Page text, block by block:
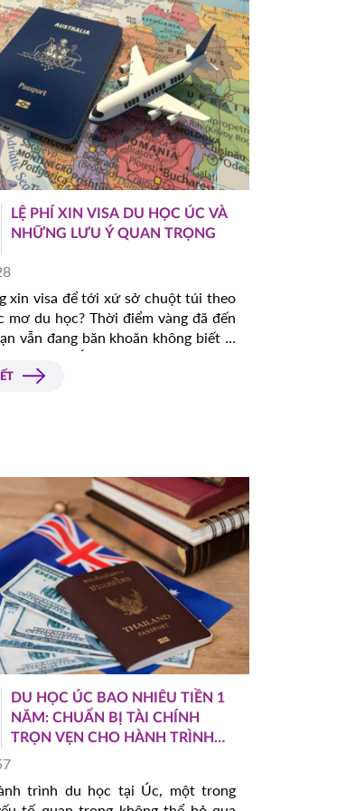
LỆ PHÍ XIN VISA DU HỌC ÚC VÀ
NHỮNG LƯU Ý QUAN TRỌNG
xin visa để tới xứ sở chuột túi theo
mơ du học? Thời điểm vàng đã đến
vẫn đang băn khoăn không biết lệ
du học Úc bao nhiêu và thủ tục
nào? Những chia sẻ hữu ích trong bài
DU HỌC ÚC BAO NHIÊU TIỀN 1
NĂM: CHUẨN BỊ TÀI CHÍNH
TRỌN VẸN CHO HÀNH TRÌNH
DU HỌC
trình du học tại Úc, một trong